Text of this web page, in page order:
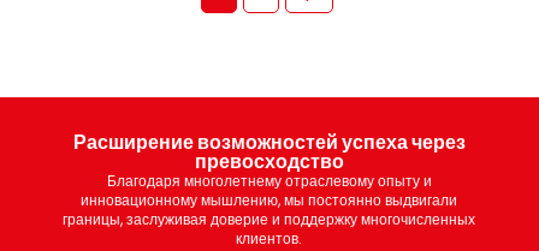
Расширение возможностей успеха через
превосходство
Благодаря многолетнему отраслевому опыту и
инновационному мышлению, мы постоянно выдвигали
границы, заслуживая доверие и поддержку многочисленных
клиентов.